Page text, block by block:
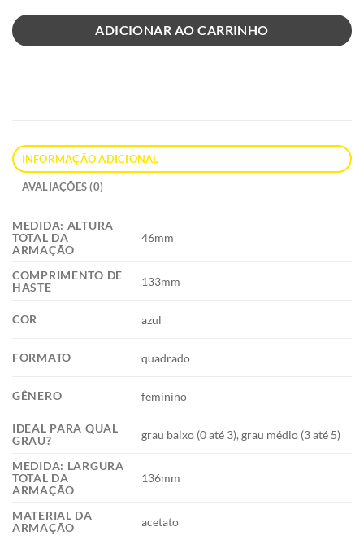
ADICIONAR AO CARRINHO
INFORMAÇÃO ADICIONAL
AVALIAÇÕES (0)
MEDIDA: ALTURA
TOTAL DA
ARMAÇÃO
46mm
COMPRIMENTO DE
HASTE
133mm
COR azul
FORMATO quadrado
GÊNERO feminino
IDEAL PARA QUAL
GRAU?
grau baixo (0 até 3), grau médio (3 até 5)
MEDIDA: LARGURA
TOTAL DA
ARMAÇÃO
136mm
MATERIAL DA
ARMAÇÃO
acetato